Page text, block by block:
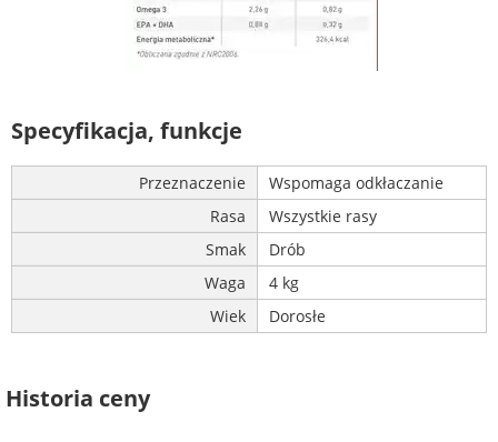
Specyfikacja, funkcje
Przeznaczenie
Wspomaga odkłaczanie
Rasa
Wszystkie rasy
Smak
Drób
Waga
4 kg
Wiek
Dorosłe
Historia ceny